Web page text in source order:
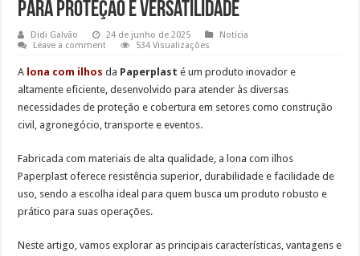
para Proteção e Versatilidade
Didi Galvão 24 de junho de 2025
Notícia
Leave a comment
534 Visualizações
A lona com ilhos da Paperplast é um produto inovador e
altamente eficiente, desenvolvido para atender às diversas
necessidades de proteção e cobertura em setores como construção
civil, agronegócio, transporte e eventos.
Fabricada com materiais de alta qualidade, a lona com ilhos
Paperplast oferece resistência superior, durabilidade e facilidade de
uso, sendo a escolha ideal para quem busca um produto robusto e
prático para suas operações.
Neste artigo, vamos explorar as principais características, vantagens e